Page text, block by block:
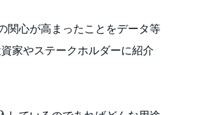
関心が高まったことをデータ等
家やステークホルダーに紹介